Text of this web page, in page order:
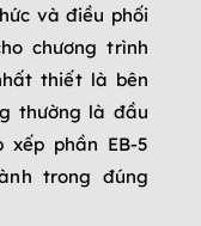
và điều phối
chương trình
thiết là bên
thường là đầu
phần EB-5
trong đúng